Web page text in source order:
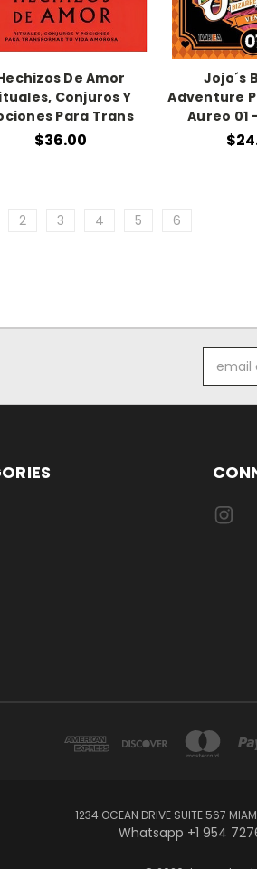
De Amor
Conjuros Y
Para Trans
$36.00
Jojo´s
Adventure
Aureo 01
2 3 4 5 6
Address
1234 OCEAN DRIVE SUITE 567
Whatsapp +1 954